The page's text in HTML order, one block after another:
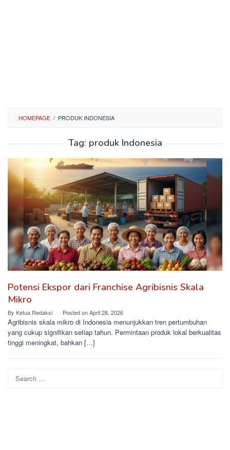
HOMEPAGE / PRODUK INDONESIA
Tag: produk Indonesia
Potensi Ekspor dari Franchise Agribisnis Skala
Mikro
By Ketua Redaksi Posted onApril 28, 2026
Agribisnis skala mikro di Indonesia menunjukkan tren pertumbuhan
yang cukup signifikan setiap tahun. Permintaan produk lokal berkualitas
tinggi meningkat, bahkan […]
Search
for: